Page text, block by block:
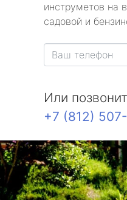
инструметов на
садовой и
Или
+7 (812)